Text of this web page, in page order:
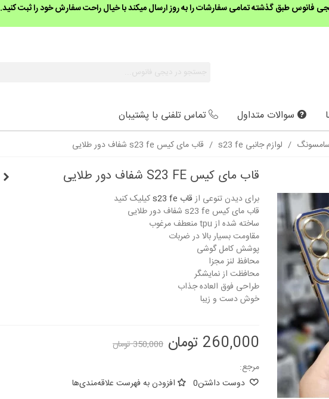
فانوس طبق گذشته تمامی سفارشات را به روز ارسال میکند با خیال راحت سفارش خود را ثبت کنید.
سوالات متداول تماس تلفنی با پشتیبان
سامسونگ / لوازم جانبی s23 fe / قاب مای کیس s23 fe شفاف دور طلایی
قاب مای کیس S23 FE شفاف دور طلایی
برای دیدن تنوعی ازقاب s23 fe
کیلیک کنید
قاب مای کیس s23 fe شفاف دور طلایی
ساخته شده از tpu منعطف مرغوب
مقاومت بسیار بالا در ضربات
پوشش کامل گوشی
محافظ لنز مجزا
محافظت از نمایشگر
طراحی فوق العاده جذاب
خوش دست و زیبا
260,000 تومان
350,000 تومان
مرجع:
دوست داشتن0 افزودن به فهرست علاقه‌مندی‌ها